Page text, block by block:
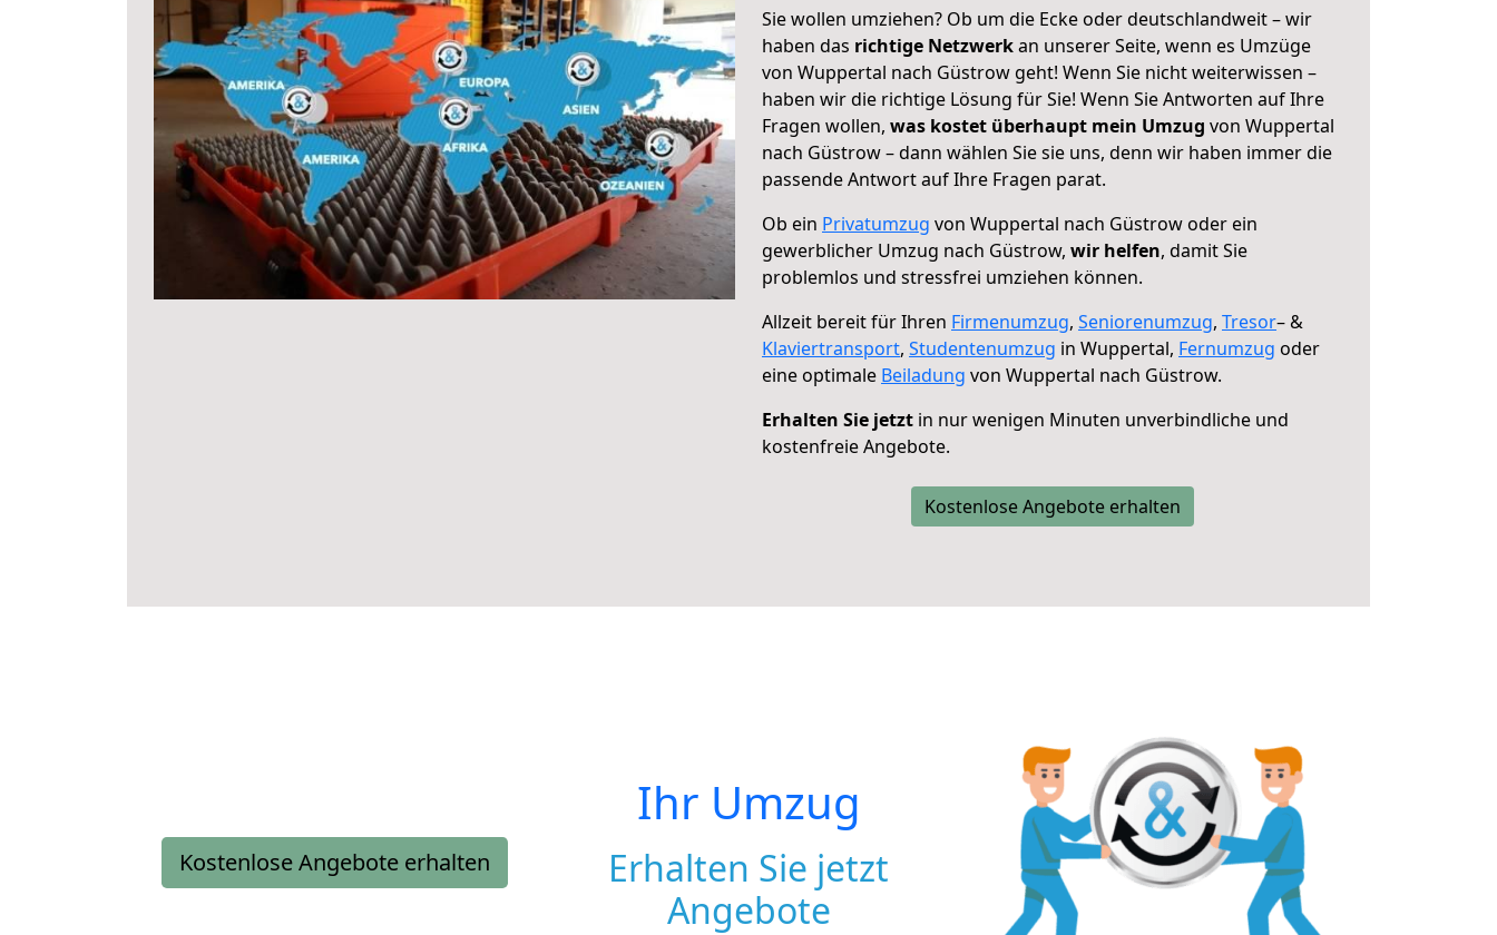
Sie wollen umziehen? Ob um die Ecke oder deutschlandweit – wir
haben das richtige Netzwerkan unserer Seite, wenn es Umzüge
von Wuppertal nach Güstrow geht! Wenn Sie nicht weiterwissen –
haben wir die richtige Lösung für Sie! Wenn Sie Antworten auf Ihre
Fragen wollen, was kostet überhaupt mein Umzug von Wuppertal
nach Güstrow – dann wählen Sie sie uns, denn wir haben immer die
passende Antwort auf Ihre Fragen parat.
Ob ein Privatumzug von Wuppertal nach Güstrow oder ein
gewerblicher Umzug nach Güstrow, wir helfen, damit Sie
problemlos und stressfrei umziehen können.
Allzeit bereit für Ihren Firmenumzug, Seniorenumzug, Tresor– &
Klaviertransport, Studentenumzug in Wuppertal, Fernumzug oder
eine optimale Beiladung von Wuppertal nach Güstrow.
Erhalten Sie jetzt in nur wenigen Minuten unverbindliche und
kostenfreie Angebote.
Kostenlose Angebote erhalten
Kostenlose Angebote erhalten
Ihr Umzug
Erhalten Sie jetzt
Angebote